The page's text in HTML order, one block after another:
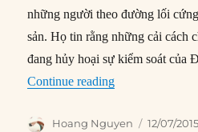
những người theo đường lối
sản. Họ tin rằng những cải cách
đang hủy hoại sự kiểm soát của
Continue reading“12/07/1990:
Author
Hoang Nguyen
Posted
12/07/2015